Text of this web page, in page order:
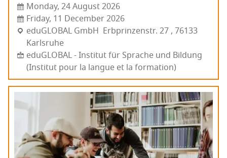
Monday, 24 August 2026
Friday, 11 December 2026
edu­GLO­BAL GmbH Erb­prin­zens­tr. 27 , 76133
Karls­ruhe
eduGLOBAL - Institut für Sprache und Bildung
(Institut pour la langue et la formation)